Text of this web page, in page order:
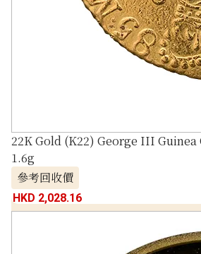
22K Gold (K22) George III Guinea
1.6g
參考回收價
HKD 2,028.16